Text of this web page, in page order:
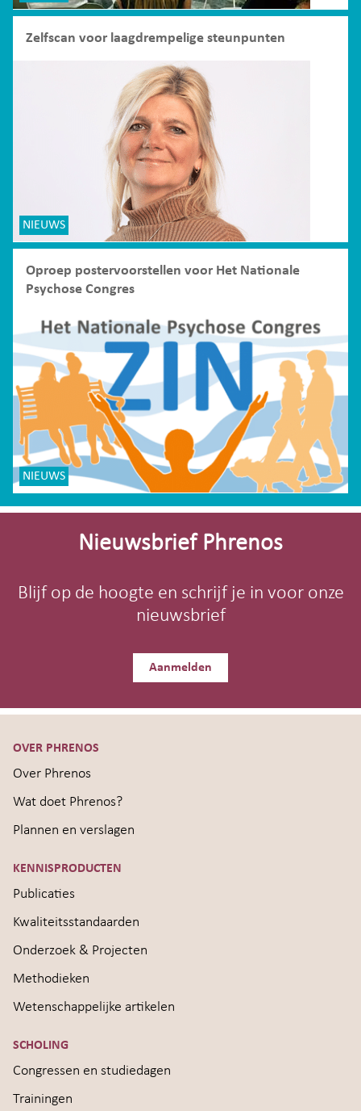
Zelfscan voor laagdrempelige steunpunten
NIEUWS
Oproep postervoorstellen voor Het Nationale
Psychose Congres
NIEUWS
Site-
Nieuwsbrief Phrenos
Blijf op de hoogte en schrijf je in voor onze
nieuwsbrief
Aanmelden
OVER PHRENOS
Over Phrenos
Wat doet Phrenos?
Plannen en verslagen
KENNISPRODUCTEN
Publicaties
Kwaliteitsstandaarden
Onderzoek & Projecten
Methodieken
Wetenschappelijke artikelen
SCHOLING
Congressen en studiedagen
Trainingen